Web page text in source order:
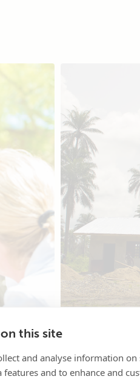
this site
and analyse information
and to enhance and